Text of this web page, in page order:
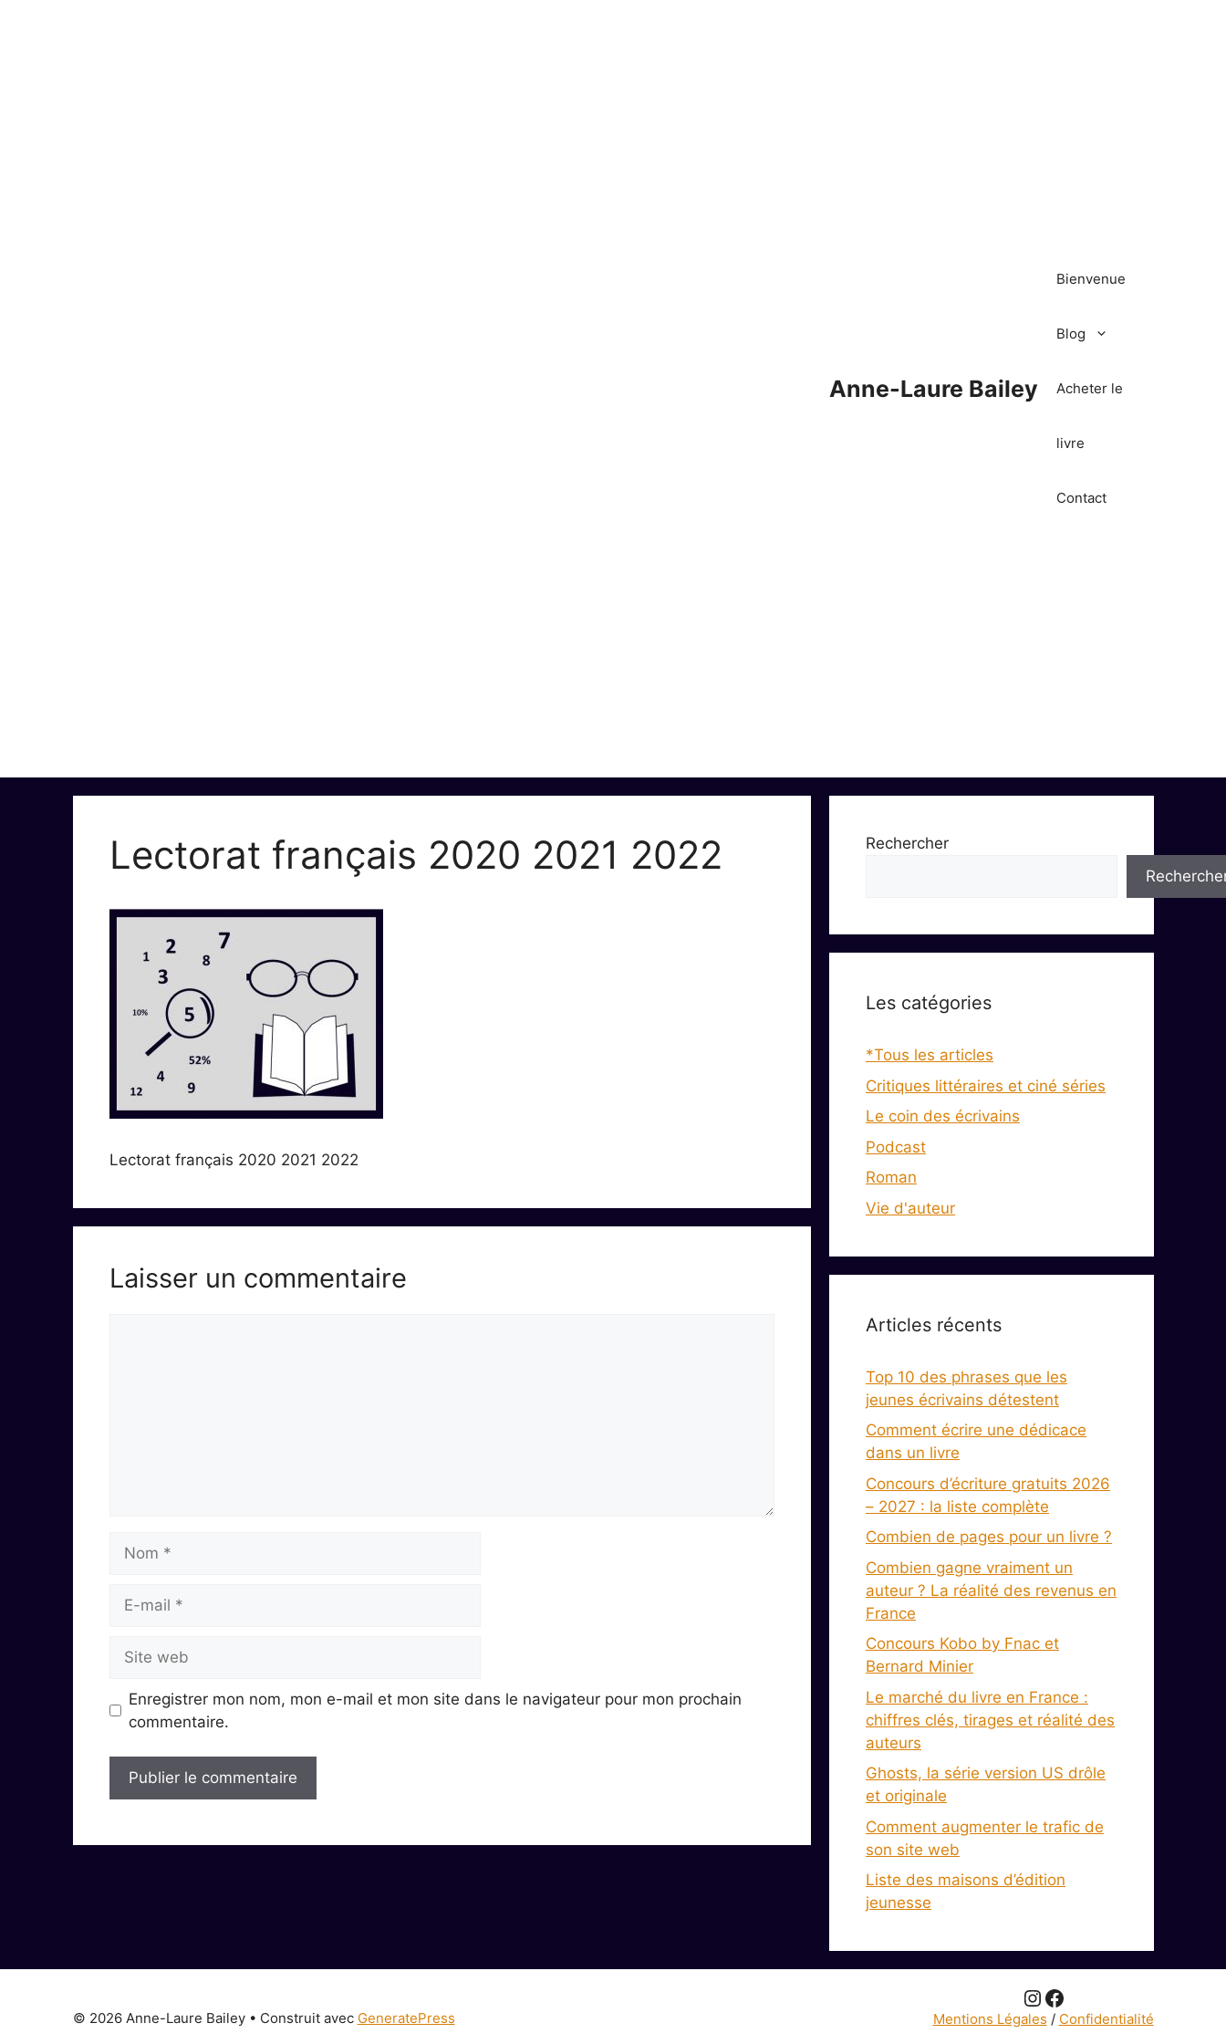
Anne-Laure Bailey
Bienvenue
Blog
Acheter le
livre
Contact
Lectorat français 2020 2021 2022
Lectorat français 2020 2021 2022
Laisser un commentaire
mail
web
Enregistrer mon nom, mon e-mail et mon site dans le navigateur pour mon prochain
commentaire.
Rechercher
Les catégories
*Tous les articles
Critiques littéraires et ciné séries
Le coin des écrivains
Podcast
Roman
Vie d'auteur
Articles récents
Top 10 des phrases que les
jeunes écrivains détestent
Comment écrire une dédicace
dans un livre
Concours d’écriture gratuits 2026
– 2027 : la liste complète
Combien de pages pour un livre ?
Combien gagne vraiment un
auteur ? La réalité des revenus en
France
Concours Kobo by Fnac et
Bernard Minier
Le marché du livre en France :
chiffres clés, tirages et réalité des
auteurs
Ghosts, la série version US drôle
et originale
Comment augmenter le trafic de
son site web
Liste des maisons d’édition
jeunesse
Instagram
Facebook
Mentions Légales / Confidentialité
© 2026 Anne-Laure Bailey• Construit avec GeneratePress